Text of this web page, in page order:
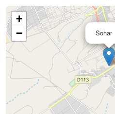
Sohar
+
−